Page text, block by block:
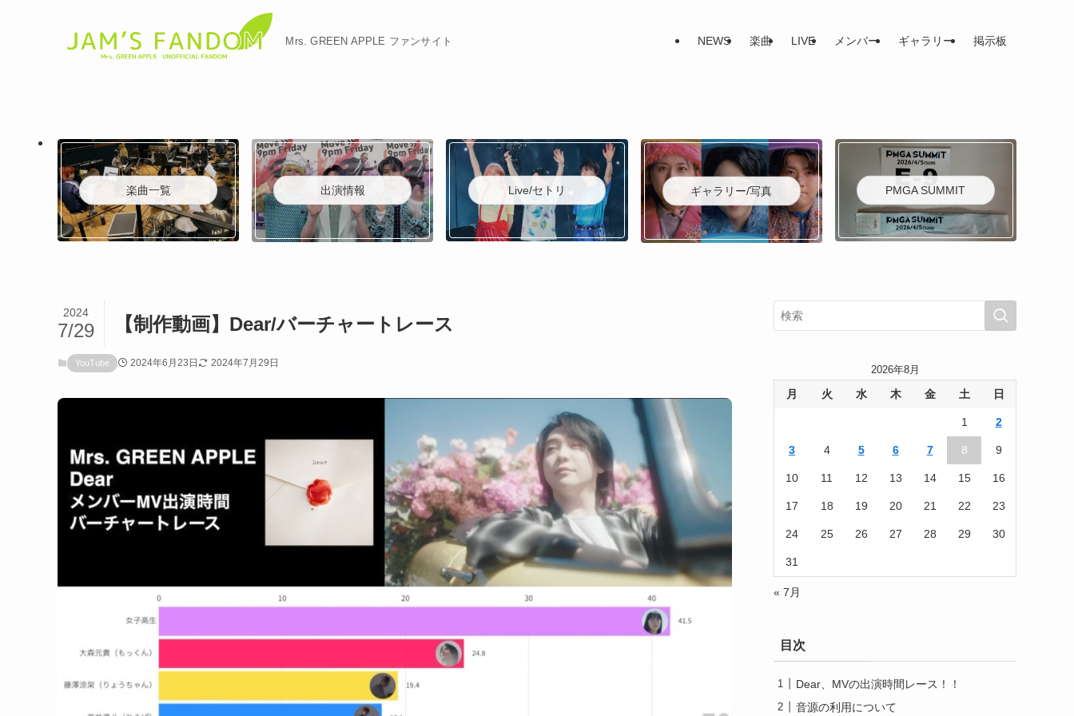
Mrs. GREEN APPLE ファンサイト NEWS 楽曲 LIVE メンバー ギャラリー 掲示板
楽曲一覧 出演情報 Live/セトリ ギャラリー/写真 PMGA SUMMIT
【制作動画】Dear/バーチャートレース
2024
7/29
YouTube 2024年6月23日 2024年7月29日
2026年8月
月 火 水 木 金 土 日
1 2
3 4 5 6 7 8 9
10 11 12 13 14 15 16
17 18 19 20 21 22 23
24 25 26 27 28 29 30
31
« 7月
目次
Dear、MVの出演時間レース！！
音源の利用について